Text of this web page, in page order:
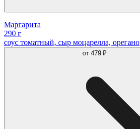
Маргарита
290 г
соус томатный, сыр моцарелла, орегано
от 479 ₽